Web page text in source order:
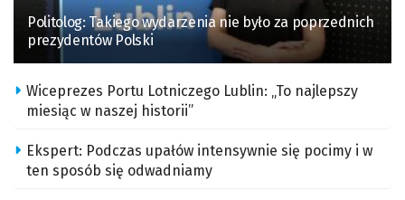
Politolog: Takiego wydarzenia nie było za poprzednich
prezydentów Polski
Wiceprezes Portu Lotniczego Lublin: „To najlepszy
miesiąc w naszej historii”
Ekspert: Podczas upałów intensywnie się pocimy i w
ten sposób się odwadniamy